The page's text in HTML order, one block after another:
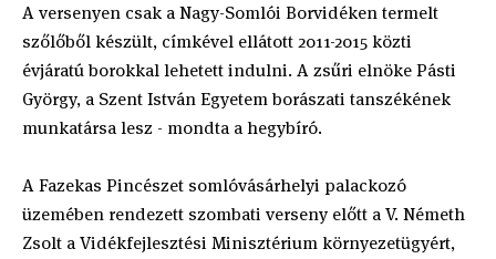
A versenyen csak a Nagy-Somlói Borvidéken termelt
szőlőből készült, címkével ellátott 2011-2015 közti
évjáratú borokkal lehetett indulni. A zsűri elnöke Pásti
György, a Szent István Egyetem borászati tanszékének
munkatársa lesz - mondta a hegybíró.
A Fazekas Pincészet somlóvásárhelyi palackozó
üzemében rendezett szombati verseny előtt a V. Németh
Zsolt a Vidékfejlesztési Minisztérium környezetügyért,